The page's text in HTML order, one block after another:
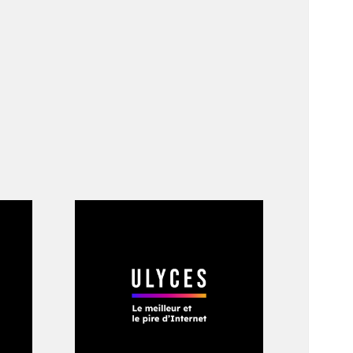
Les
s’installer sur ce
le Pacifique.
et son mari ont